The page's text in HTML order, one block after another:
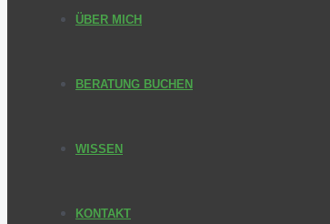
ÜBER MICH
BERATUNG BUCHEN
WISSEN
KONTAKT